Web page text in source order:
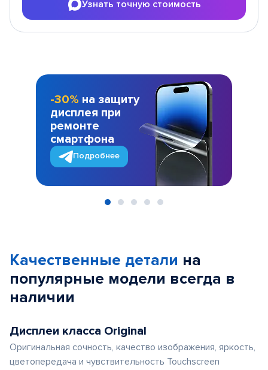
Узнать точную стоимость
-30% на защиту
дисплея при
ремонте
смартфона
Подробнее
Качественные детали на
популярные модели всегда в
наличии
Дисплеи класса Original
Оригинальная сочность, качество изображения, яркость,
цветопередача и чувствительность Touchscreen